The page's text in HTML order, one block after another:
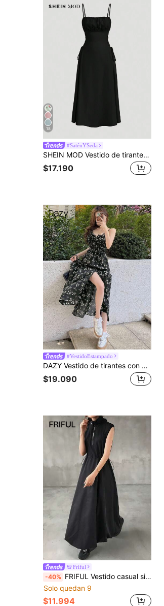
18
#SaténYSeda
SHEIN MOD Vestido de tirantes unicolor pecho con fruncido con nudo lateral
$17.190
#VestidoEstampado
DAZY Vestido de tirantes con cordones y aberturas laterales de estilo floral para vacaciones, vestido de verano bohemio para mujer
$19.090
Friful
-40% FRIFUL Vestido casual sin mangas con capucha y cintura ceñida en unicolor, vestidos de verano para mujer
Solo quedan 9
$11.994